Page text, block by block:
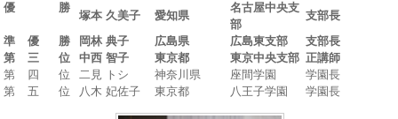
優 勝
塚本 久美子 愛知県
名古屋中央支
部
支部長
準 優 勝
岡林 典子 広島県 広島東支部
支部長
第 三 位
中西 智子 東京都 東京中央支部 正講師
第 四 位
二見 トシ 神奈川県 座間学園
学園長
第 五 位
八木 妃佐子 東京都 八王子学園 学園長